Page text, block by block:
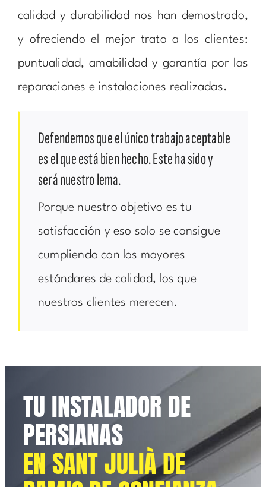
calidad y durabilidad nos han demostrado,
y ofreciendo el mejor trato a los clientes:
puntualidad, amabilidad y garantía por las
reparaciones e instalaciones realizadas.
Defendemos que el único trabajo aceptable
es el que está bien hecho. Este ha sido y
será nuestro lema.
Porque nuestro objetivo es tu
satisfacción y eso solo se consigue
cumpliendo con los mayores
estándares de calidad, los que
nuestros clientes merecen.
TU INSTALADOR DE
PERSIANAS
EN SANT JULIÀ DE